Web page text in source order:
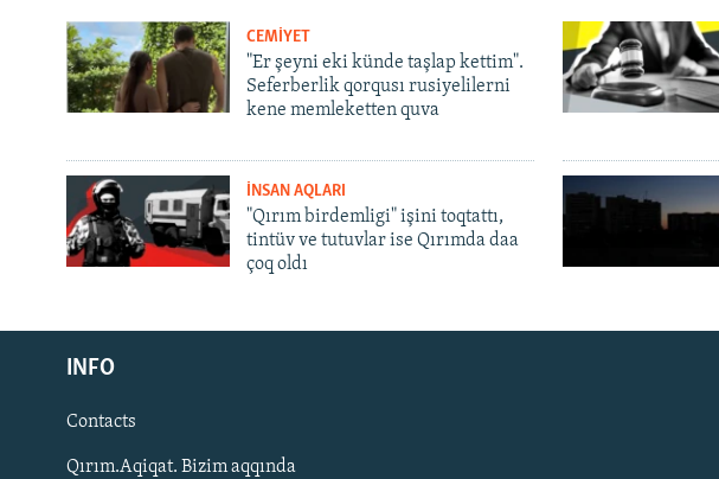
Русский
Українською
QOŞULIÑIZ!
CEMİYET
"Er şeyni eki künde taşlap kettim".
Seferberlik qorqusı rusiyelilerni
kene memleketten quva
İNSAN AQLARI
"Qırım birdemligi" işini toqtattı,
tintüv ve tutuvlar ise Qırımda daa
çoq oldı
INFO
Contacts
Qırım.Aqiqat. Bizim aqqında